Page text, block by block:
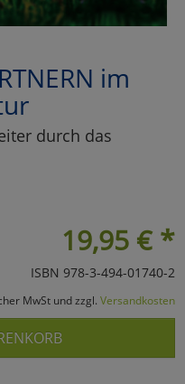
im
durch das
19,95 € *
ISBN 978-3-494-01740-2
MwSt und zzgl. Versandkosten
zu Haupptseite